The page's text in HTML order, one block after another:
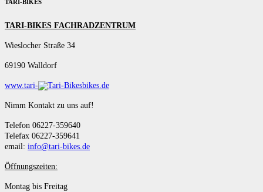
TARI-BIKES
TARI-BIKES FACHRADZENTRUM
Wieslocher Straße 34
69190 Walldorf
www.tari- bikes.de
Nimm Kontakt zu uns auf!
Telefon 06227-359640
Telefax 06227-359641
email: info@tari-bikes.de
Öffnungszeiten:
Montag bis Freitag